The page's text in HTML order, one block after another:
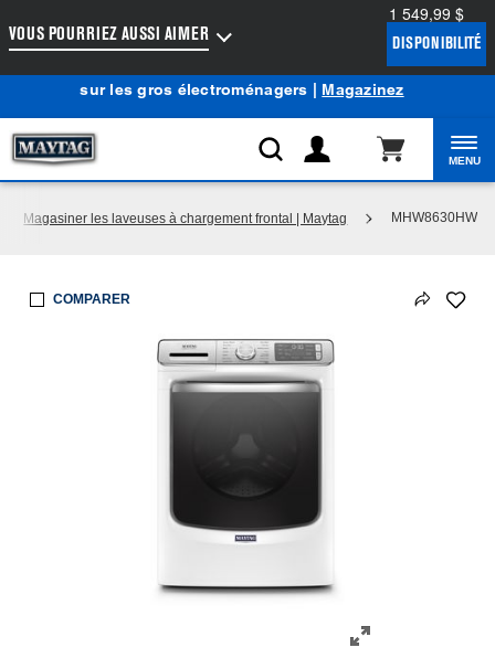
: Profitez de prix de liquidation
sur les gros électroménagers | Magazinez
MENU
Magasiner les laveuses à chargement frontal | Maytag MHW8630HW
VOUS POURRIEZ AUSSI AIMER
1 549,99 $
DISPONIBILITÉ
COMPARER